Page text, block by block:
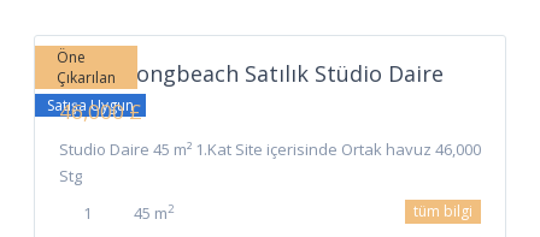
Öne
Çıkarılan
Satışa Uygun
İskele Longbeach Satılık Stüdio Daire
46,000 £
Studio Daire 45 m² 1.Kat Site içerisinde Ortak havuz 46,000
Stg
1
45 m2 tüm bilgi